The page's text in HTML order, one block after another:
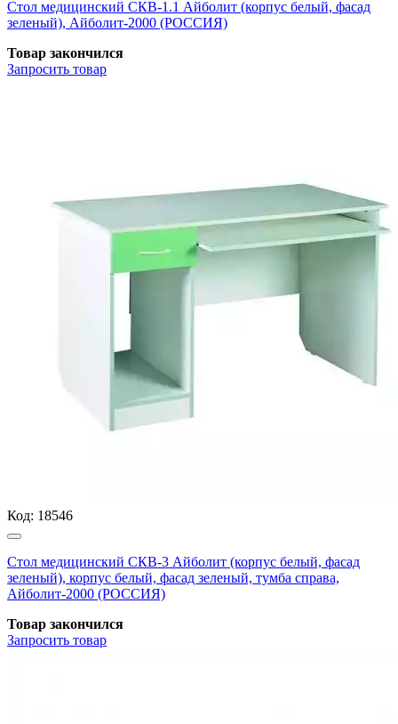
Стол медицинский СКВ-1.1 Айболит (корпус белый, фасад
зеленый), Айболит-2000 (РОССИЯ)
Товар закончился
Запросить товар
Код: 18546
Стол медицинский СКВ-3 Айболит (корпус белый, фасад
зеленый), корпус белый, фасад зеленый, тумба справа,
Айболит-2000 (РОССИЯ)
Товар закончился
Запросить товар